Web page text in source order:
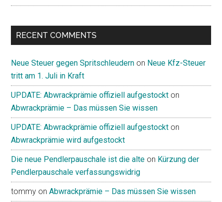
RECENT COMMENTS
Neue Steuer gegen Spritschleudern on Neue Kfz-Steuer
tritt am 1. Juli in Kraft
UPDATE: Abwrackprämie offiziell aufgestockt on
Abwrackprämie – Das müssen Sie wissen
UPDATE: Abwrackprämie offiziell aufgestockt on
Abwrackprämie wird aufgestockt
Die neue Pendlerpauschale ist die alte on Kürzung der
Pendlerpauschale verfassungswidrig
tommy onAbwrackprämie – Das müssen Sie wissen